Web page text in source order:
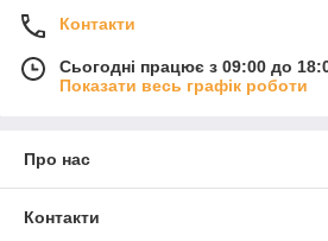
Контакти
Сьогодні працює з 09:00 до
Показати весь графік роботи
Про нас
Контакти